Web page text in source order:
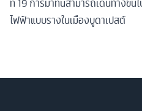
ไฟฟ้าแบบรางในเมืองบูดาเปสต์